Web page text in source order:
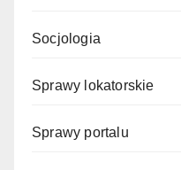
Socjologia
Sprawy lokatorskie
Sprawy portalu